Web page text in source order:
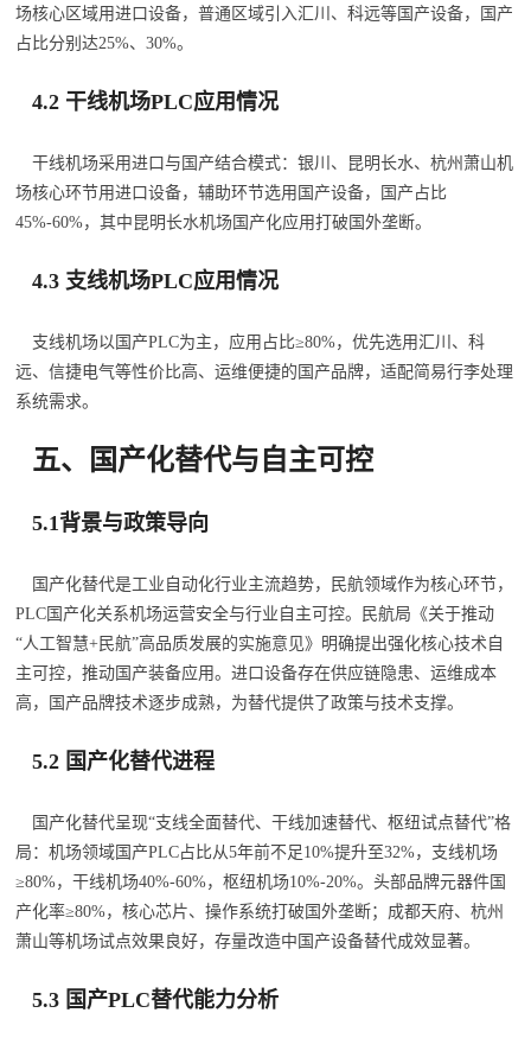
场核心区域用进口设备，普通区域引入汇川、科远等国产设备，国产
占比分别达25%、30%。
4.2 干线机场PLC应用情况
干线机场采用进口与国产结合模式：银川、昆明长水、杭州萧山机
场核心环节用进口设备，辅助环节选用国产设备，国产占比
45%-60%，其中昆明长水机场国产化应用打破国外垄断。
4.3 支线机场PLC应用情况
支线机场以国产PLC为主，应用占比≥80%，优先选用汇川、科
远、信捷电气等性价比高、运维便捷的国产品牌，适配简易行李处理
系统需求。
五、国产化替代与自主可控
5.1背景与政策导向
国产化替代是工业自动化行业主流趋势，民航领域作为核心环节，
PLC国产化关系机场运营安全与行业自主可控。民航局《关于推动
“人工智慧+民航”高品质发展的实施意见》明确提出强化核心技术自
主可控，推动国产装备应用。进口设备存在供应链隐患、运维成本
高，国产品牌技术逐步成熟，为替代提供了政策与技术支撑。
5.2 国产化替代进程
国产化替代呈现“支线全面替代、干线加速替代、枢纽试点替代”格
局：机场领域国产PLC占比从5年前不足10%提升至32%，支线机场
≥80%，干线机场40%-60%，枢纽机场10%-20%。头部品牌元器件国
产化率≥80%，核心芯片、操作系统打破国外垄断；成都天府、杭州
萧山等机场试点效果良好，存量改造中国产设备替代成效显著。
5.3 国产PLC替代能力分析